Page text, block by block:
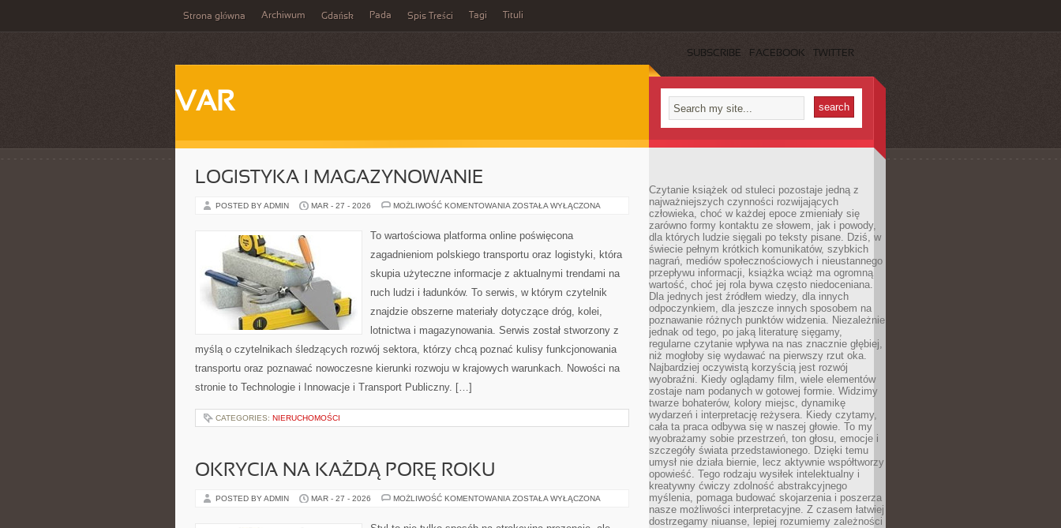
Strona główna Archiwum Gdańsk Pada Spis Treści Tagi Tituli
SUBSCRIBE FACEBOOK TWITTER
VAR
LOGISTYKA I MAGAZYNOWANIE
POSTED BY ADMIN MAR - 27 - 2026 MOŻLIWOŚĆ KOMENTOWANIA LOGISTYKA
ZOSTAŁA WYŁĄCZONA
To wartościowa platforma online poświęcona
zagadnieniom polskiego transportu oraz logistyki, która
skupia użyteczne informacje z aktualnymi trendami na
ruch ludzi i ładunków. To serwis, w którym czytelnik
znajdzie obszerne materiały dotyczące dróg, kolei,
lotnictwa i magazynowania. Serwis został stworzony z
myślą o czytelnikach śledzących rozwój sektora, którzy chcą poznać kulisy funkcjonowania
transportu oraz poznawać nowoczesne kierunki rozwoju w krajowych warunkach. Nowości na
stronie to Technologie i Innowacje i Transport Publiczny. […]
CATEGORIES: NIERUCHOMOŚCI
OKRYCIA NA KAŻDĄ PORĘ ROKU
POSTED BY ADMIN MAR - 27 - 2026 MOŻLIWOŚĆ KOMENTOWANIA OKRYCIA
PORĘ
ZOSTAŁA WYŁĄCZONA
Czytanie książek od stuleci pozostaje jedną z
najważniejszych czynności rozwijających
człowieka, choć w każdej epoce zmieniały się
zarówno formy kontaktu ze słowem, jak i powody,
dla których ludzie sięgali po teksty pisane. Dziś, w
świecie pełnym krótkich komunikatów, szybkich
nagrań, mediów społecznościowych i nieustannego
przepływu informacji, książka wciąż ma ogromną
wartość, choć jej rola bywa często niedoceniana.
Dla jednych jest źródłem wiedzy, dla innych
odpoczynkiem, dla jeszcze innych sposobem na
poznawanie różnych punktów widzenia. Niezależnie
jednak od tego, po jaką literaturę sięgamy,
regularne czytanie wpływa na nas znacznie głębiej,
niż mogłoby się wydawać na pierwszy rzut oka.
Najbardziej oczywistą korzyścią jest rozwój
wyobraźni. Kiedy oglądamy film, wiele elementów
zostaje nam podanych w gotowej formie. Widzimy
twarze bohaterów, kolory miejsc, dynamikę
wydarzeń i interpretację reżysera. Kiedy czytamy,
cała ta praca odbywa się w naszej głowie. To my
wyobrażamy sobie przestrzeń, ton głosu, emocje i
szczegóły świata przedstawionego. Dzięki temu
umysł nie działa biernie, lecz aktywnie współtworzy
opowieść. Tego rodzaju wysiłek intelektualny i
kreatywny ćwiczy zdolność abstrakcyjnego
myślenia, pomaga budować skojarzenia i poszerza
nasze możliwości interpretacyjne. Z czasem łatwiej
dostrzegamy niuanse, lepiej rozumiemy zależności